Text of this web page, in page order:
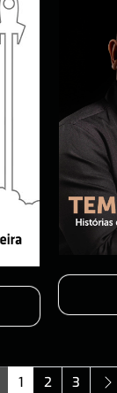
1 2 3